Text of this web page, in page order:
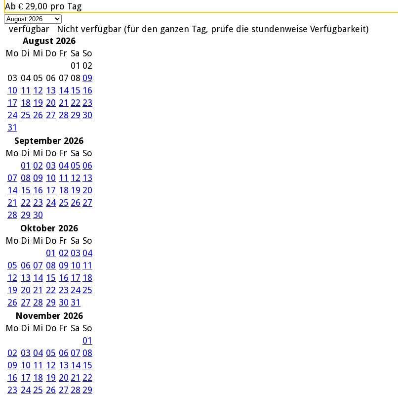
Ab € 29,00 pro Tag
verfügbar
Nicht verfügbar (für den ganzen Tag, prüfe die stundenweise Verfügbarkeit)
August 2026
Mo Di Mi Do Fr Sa So
01 02
03 04 05 06 07 08 09
10 11 12 13 14 15 16
17 18 19 20 21 22 23
24 25 26 27 28 29 30
31
September 2026
Mo Di Mi Do Fr Sa So
01 02 03 04 05 06
07 08 09 10 11 12 13
14 15 16 17 18 19 20
21 22 23 24 25 26 27
28 29 30
Oktober 2026
Mo Di Mi Do Fr Sa So
01 02 03 04
05 06 07 08 09 10 11
12 13 14 15 16 17 18
19 20 21 22 23 24 25
26 27 28 29 30 31
November 2026
Mo Di Mi Do Fr Sa So
01
02 03 04 05 06 07 08
09 10 11 12 13 14 15
16 17 18 19 20 21 22
23 24 25 26 27 28 29